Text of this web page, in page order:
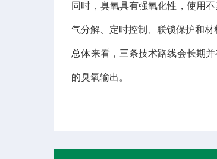
同时，臭氧具有强氧化性，使用
气分解、定时控制、联锁保护和材
总体来看，三条技术路线会长期
的臭氧输出。